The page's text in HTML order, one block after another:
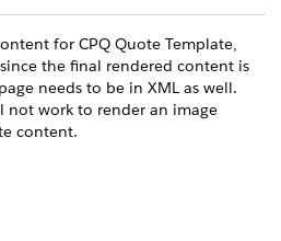
for CPQ Quote Template,
the final rendered content is
needs to be in XML as well.
not work to render an image
content.